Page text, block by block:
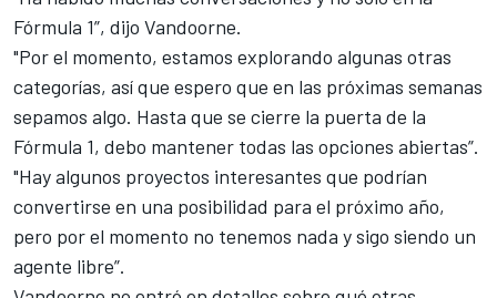
Fórmula 1”, dijo Vandoorne.
"Por el momento, estamos explorando algunas otras
categorías, así que espero que en las próximas semanas
sepamos algo. Hasta que se cierre la puerta de la
Fórmula 1, debo mantener todas las opciones abiertas”.
"Hay algunos proyectos interesantes que podrían
convertirse en una posibilidad para el próximo año,
pero por el momento no tenemos nada y sigo siendo un
agente libre”.